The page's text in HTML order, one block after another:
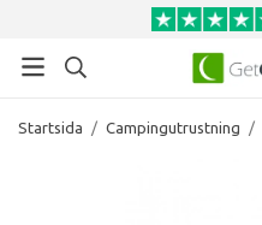
Startsida / Campingutrustning /